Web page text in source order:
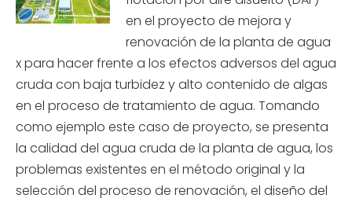
en el proyecto de mejora y
renovación de la planta de agua
x para hacer frente a los efectos adversos del agua
cruda con baja turbidez y alto contenido de algas
en el proceso de tratamiento de agua. Tomando
como ejemplo este caso de proyecto, se presenta
la calidad del agua cruda de la planta de agua, los
problemas existentes en el método original y la
selección del proceso de renovación, el diseño del